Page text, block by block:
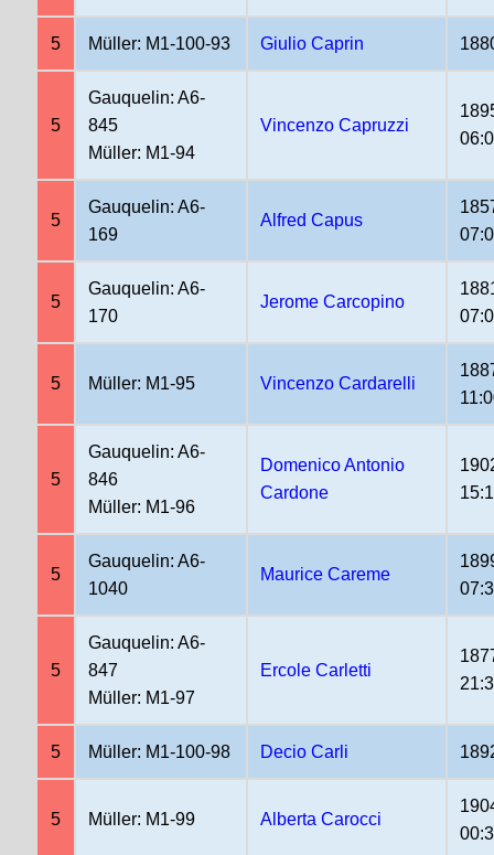
5 Müller: M1-100-93 Giulio Caprin
5
Gauquelin: A6-
845
Müller: M1-94
Vincenzo Capruzzi
5
Gauquelin: A6-
169
Alfred Capus
5
Gauquelin: A6-
170
Jerome Carcopino
5 Müller: M1-95 Vincenzo Cardarelli
5
Gauquelin: A6-
846
Müller: M1-96
Domenico Antonio
Cardone
5
Gauquelin: A6-
1040
Maurice Careme
5
Gauquelin: A6-
847
Müller: M1-97
Ercole Carletti
5 Müller: M1-100-98 Decio Carli
5 Müller: M1-99 Alberta Carocci